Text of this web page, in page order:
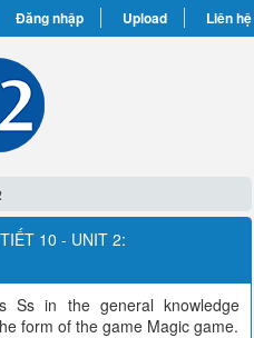
Đăng nhập Upload Liên hệ
10 - UNIT 2:
Ss in the general knowledge
form of the game Magic game.